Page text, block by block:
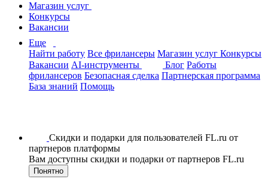
Магазин услуг
Конкурсы
Вакансии
Еще
Найти работу Все фрилансеры Магазин услуг Конкурсы
Вакансии AI-инструменты Блог Работы
фрилансеров Безопасная сделка Партнерская программа
База знаний Помощь
Скидки и подарки для пользователей FL.ru от
партнеров платформы
Вам доступны скидки и подарки от партнеров FL.ru
Понятно